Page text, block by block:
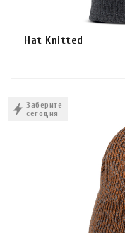
Hat Knitted
Заберите
сегодня